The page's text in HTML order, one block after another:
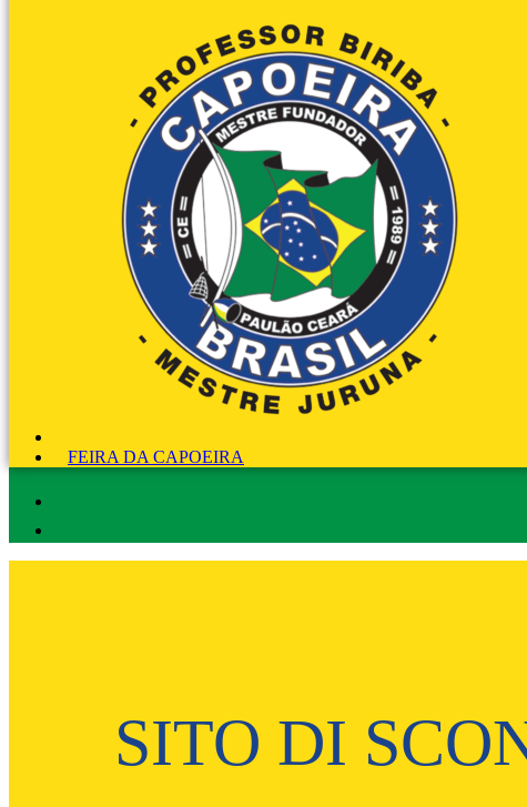
FEIRA DA CAPOEIRA
SITO DI